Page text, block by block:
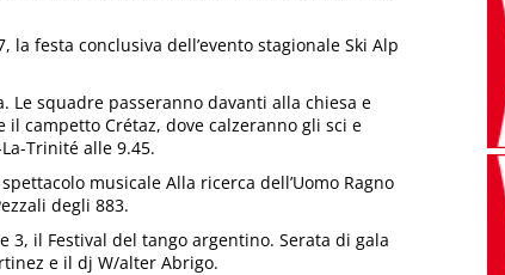
festa conclusiva dell’evento stagionale Ski Alp
Le squadre passeranno davanti alla chiesa e
campetto Crétaz, dove calzeranno gli sci e
Trinité alle 9.45.
musicale Alla ricerca dell’Uomo Ragno
degli 883.
3, il Festival del tango argentino. Serata di gala
e il dj W/alter Abrigo.